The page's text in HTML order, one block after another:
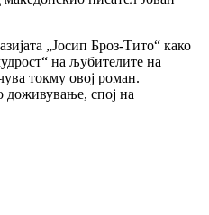
„Јосип Броз-Тито“ како
на љубителите на
токму овој роман.
доживување, спој на